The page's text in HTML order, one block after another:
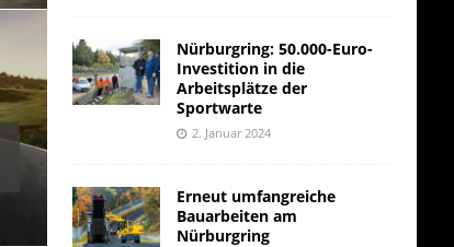
Nürburgring: 50.000-Euro-
Investition in die
Arbeitsplätze der
Sportwarte
2. Januar 2024
Erneut umfangreiche
Bauarbeiten am
Nürburgring